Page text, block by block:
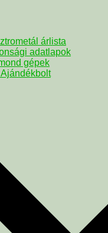
árlista
adatlapok
gépek